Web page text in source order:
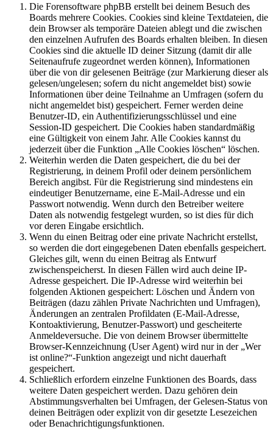
Die Forensoftware phpBB erstellt bei deinem Besuch des
Boards mehrere Cookies. Cookies sind kleine Textdateien, die
dein Browser als temporäre Dateien ablegt und die zwischen
den einzelnen Aufrufen des Boards erhalten bleiben. In diesen
Cookies sind die aktuelle ID deiner Sitzung (damit dir alle
Seitenaufrufe zugeordnet werden können), Informationen
über die von dir gelesenen Beiträge (zur Markierung dieser als
gelesen/ungelesen; sofern du nicht angemeldet bist) sowie
Informationen über deine Teilnahme an Umfragen (sofern du
nicht angemeldet bist) gespeichert. Ferner werden deine
Benutzer-ID, ein Authentifizierungsschlüssel und eine
Session-ID gespeichert. Die Cookies haben standardmäßig
eine Gültigkeit von einem Jahr. Alle Cookies kannst du
jederzeit über die Funktion „Alle Cookies löschen“ löschen.
Weiterhin werden die Daten gespeichert, die du bei der
Registrierung, in deinem Profil oder deinem persönlichem
Bereich angibst. Für die Registrierung sind mindestens ein
eindeutiger Benutzername, eine E-Mail-Adresse und ein
Passwort notwendig. Wenn durch den Betreiber weitere
Daten als notwendig festgelegt wurden, so ist dies für dich
vor deren Eingabe ersichtlich.
Wenn du einen Beitrag oder eine private Nachricht erstellst,
so werden die dort eingegebenen Daten ebenfalls gespeichert.
Gleiches gilt, wenn du einen Beitrag als Entwurf
zwischenspeicherst. In diesen Fällen wird auch deine IP-
Adresse gespeichert. Die IP-Adresse wird weiterhin bei
folgenden Aktionen gespeichert: Löschen und Ändern von
Beiträgen (dazu zählen Private Nachrichten und Umfragen),
Änderungen an zentralen Profildaten (E-Mail-Adresse,
Kontoaktivierung, Benutzer-Passwort) und gescheiterte
Anmeldeversuche. Die von deinem Browser übermittelte
Browser-Kennzeichnung (User Agent) wird nur in der „Wer
ist online?“-Funktion angezeigt und nicht dauerhaft
gespeichert.
Schließlich erfordern einzelne Funktionen des Boards, dass
weitere Daten gespeichert werden. Dazu gehören dein
Abstimmungsverhalten bei Umfragen, der Gelesen-Status von
deinen Beiträgen oder explizit von dir gesetzte Lesezeichen
oder Benachrichtigungsfunktionen.